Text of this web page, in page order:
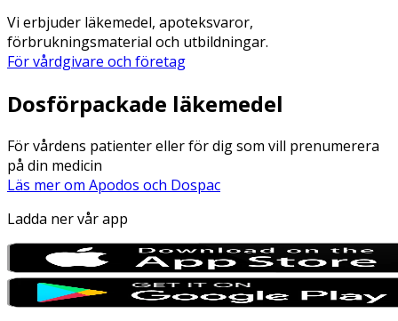
Vi erbjuder läkemedel, apoteksvaror,
förbrukningsmaterial och utbildningar.
För vårdgivare och företag
Dosförpackade läkemedel
För vårdens patienter eller för dig som vill prenumerera
på din medicin
Läs mer om Apodos och Dospac
Ladda ner vår app